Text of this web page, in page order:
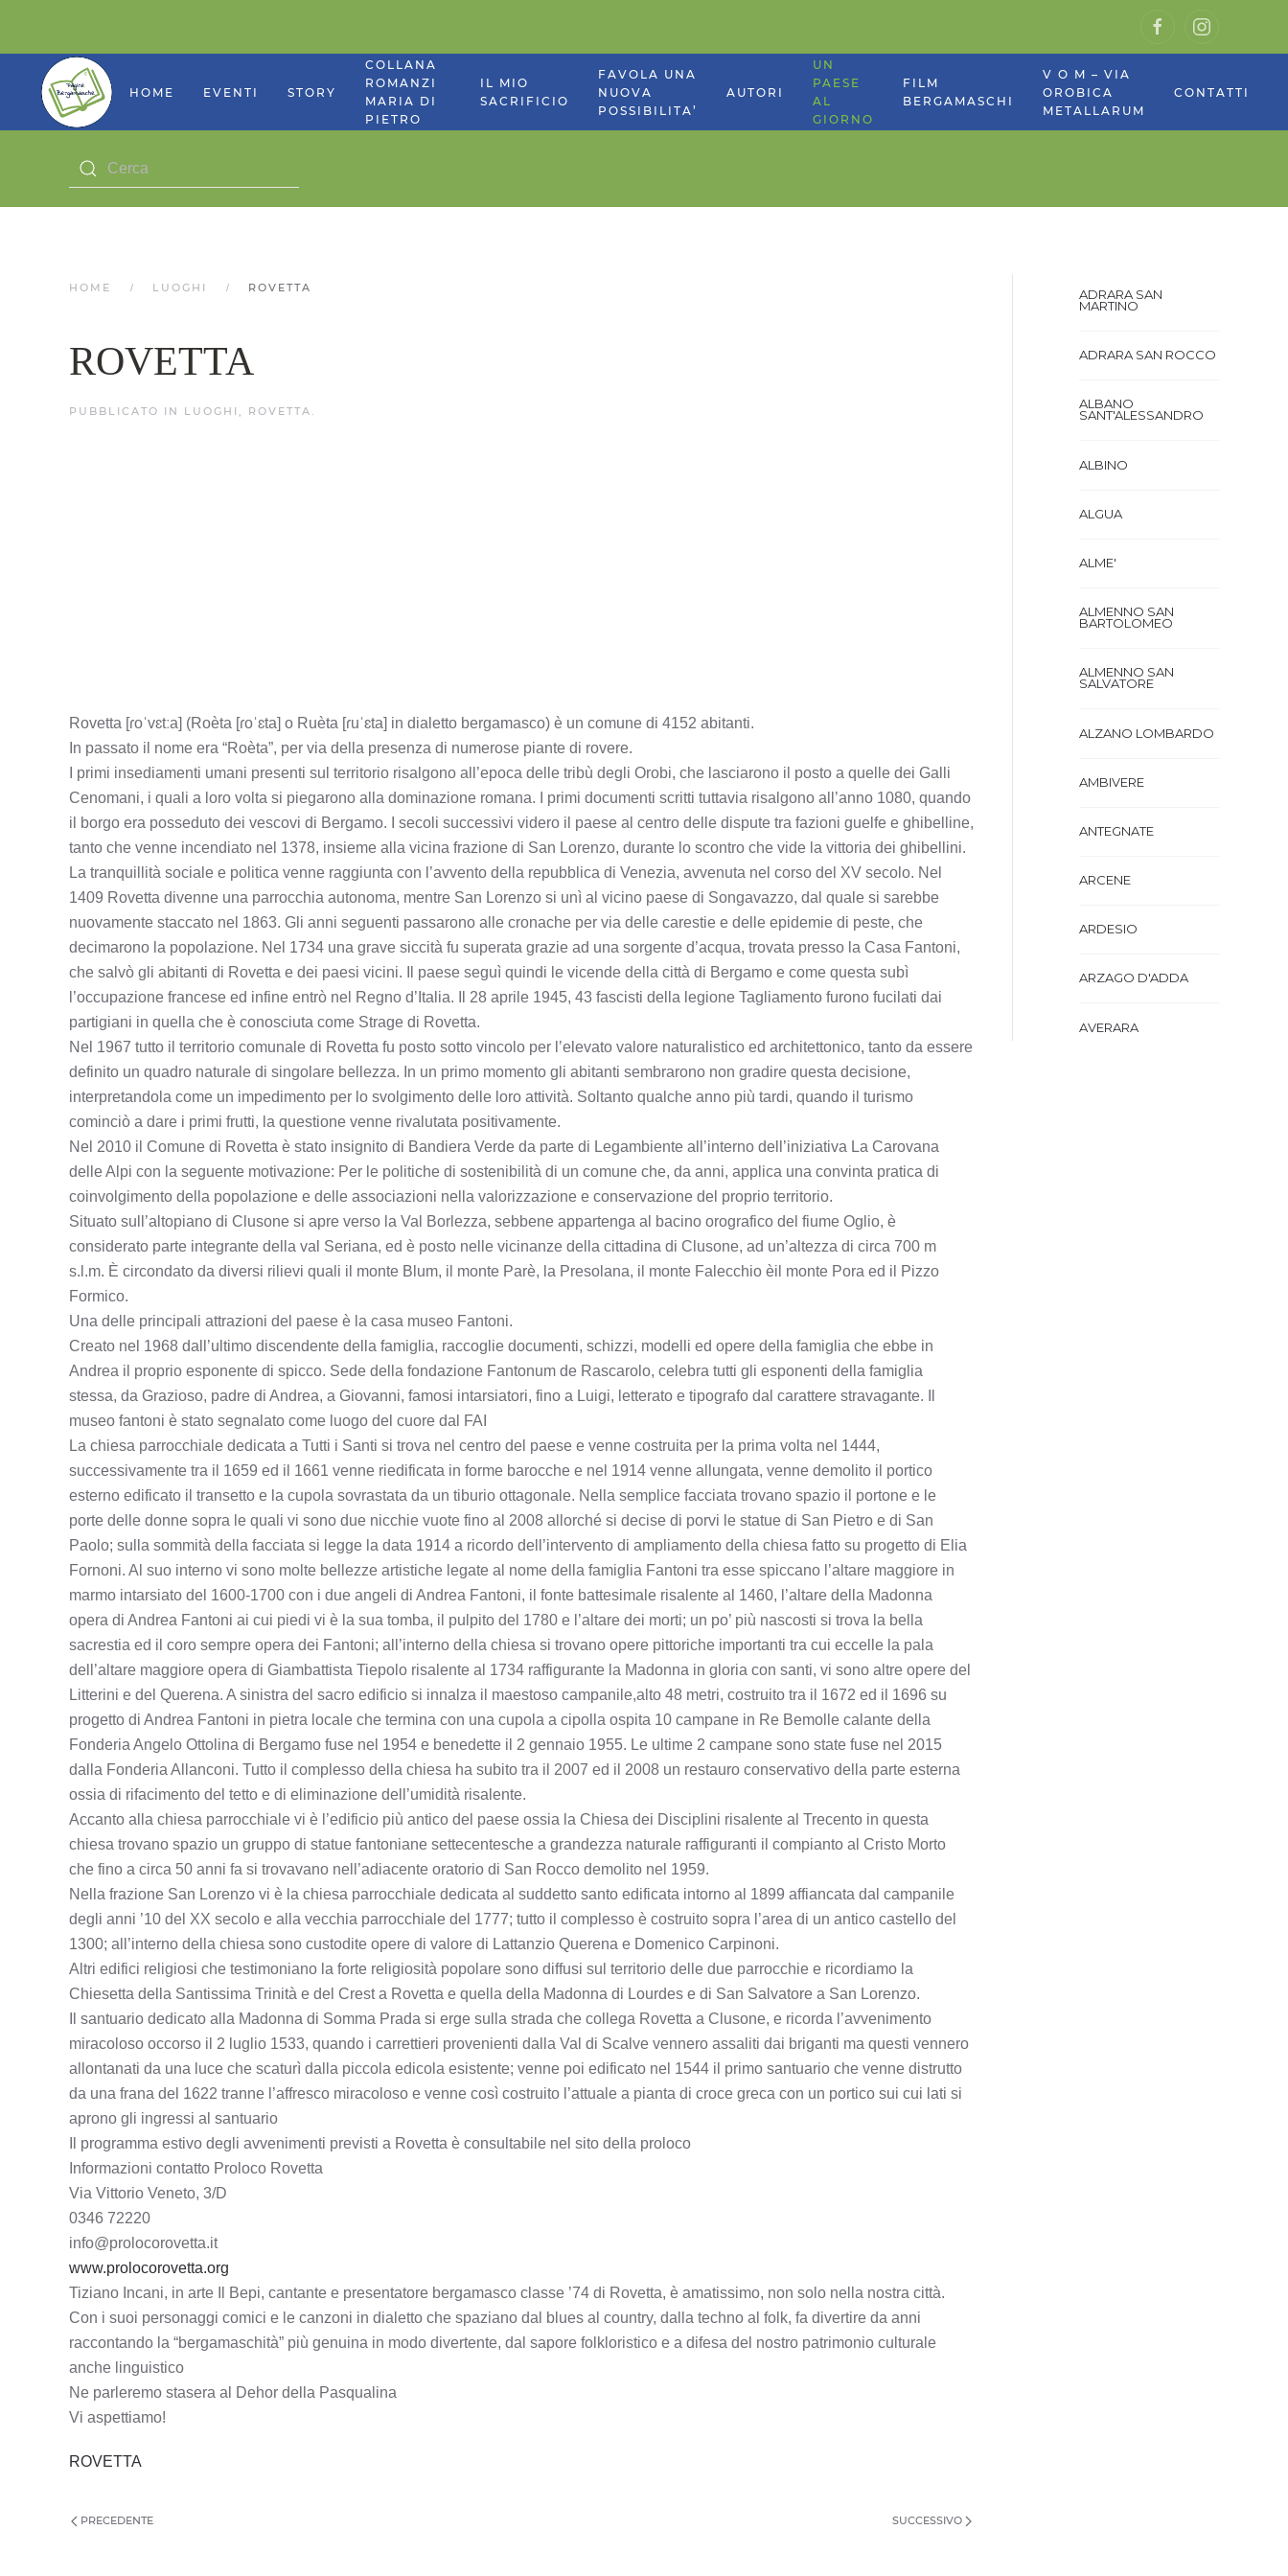
HOME EVENTI STORY
COLLANA
ROMANZI
MARIA DI
PIETRO
IL MIO
SACRIFICIO
FAVOLA UNA
NUOVA
POSSIBILITA’
AUTORI
UN
PAESE
AL
GIORNO
FILM
BERGAMASCHI
V O M – VIA
OROBICA
METALLARUM
CONTATTI
HOME LUOGHI ROVETTA
ROVETTA
PUBBLICATO IN LUOGHI , ROVETTA .
Rovetta [ɾoˈvɛtːa] (Roèta [ɾoˈɛta] o Ruèta [ɾuˈɛta] in dialetto bergamasco) è un comune di 4152 abitanti.
In passato il nome era “Roèta”, per via della presenza di numerose piante di rovere.
I primi insediamenti umani presenti sul territorio risalgono all’epoca delle tribù degli Orobi, che lasciarono il posto a quelle dei Galli
Cenomani, i quali a loro volta si piegarono alla dominazione romana. I primi documenti scritti tuttavia risalgono all’anno 1080, quando
il borgo era posseduto dei vescovi di Bergamo. I secoli successivi videro il paese al centro delle dispute tra fazioni guelfe e ghibelline,
tanto che venne incendiato nel 1378, insieme alla vicina frazione di San Lorenzo, durante lo scontro che vide la vittoria dei ghibellini.
La tranquillità sociale e politica venne raggiunta con l’avvento della repubblica di Venezia, avvenuta nel corso del XV secolo. Nel
1409 Rovetta divenne una parrocchia autonoma, mentre San Lorenzo si unì al vicino paese di Songavazzo, dal quale si sarebbe
nuovamente staccato nel 1863. Gli anni seguenti passarono alle cronache per via delle carestie e delle epidemie di peste, che
decimarono la popolazione. Nel 1734 una grave siccità fu superata grazie ad una sorgente d’acqua, trovata presso la Casa Fantoni,
che salvò gli abitanti di Rovetta e dei paesi vicini. Il paese seguì quindi le vicende della città di Bergamo e come questa subì
l’occupazione francese ed infine entrò nel Regno d’Italia. Il 28 aprile 1945, 43 fascisti della legione Tagliamento furono fucilati dai
partigiani in quella che è conosciuta come Strage di Rovetta.
Nel 1967 tutto il territorio comunale di Rovetta fu posto sotto vincolo per l’elevato valore naturalistico ed architettonico, tanto da essere
definito un quadro naturale di singolare bellezza. In un primo momento gli abitanti sembrarono non gradire questa decisione,
interpretandola come un impedimento per lo svolgimento delle loro attività. Soltanto qualche anno più tardi, quando il turismo
cominciò a dare i primi frutti, la questione venne rivalutata positivamente.
Nel 2010 il Comune di Rovetta è stato insignito di Bandiera Verde da parte di Legambiente all’interno dell’iniziativa La Carovana
delle Alpi con la seguente motivazione: Per le politiche di sostenibilità di un comune che, da anni, applica una convinta pratica di
coinvolgimento della popolazione e delle associazioni nella valorizzazione e conservazione del proprio territorio.
Situato sull’altopiano di Clusone si apre verso la Val Borlezza, sebbene appartenga al bacino orografico del fiume Oglio, è
considerato parte integrante della val Seriana, ed è posto nelle vicinanze della cittadina di Clusone, ad un’altezza di circa 700 m
s.l.m. È circondato da diversi rilievi quali il monte Blum, il monte Parè, la Presolana, il monte Falecchio èil monte Pora ed il Pizzo
Formico.
Una delle principali attrazioni del paese è la casa museo Fantoni.
Creato nel 1968 dall’ultimo discendente della famiglia, raccoglie documenti, schizzi, modelli ed opere della famiglia che ebbe in
Andrea il proprio esponente di spicco. Sede della fondazione Fantonum de Rascarolo, celebra tutti gli esponenti della famiglia
stessa, da Grazioso, padre di Andrea, a Giovanni, famosi intarsiatori, fino a Luigi, letterato e tipografo dal carattere stravagante. Il
museo fantoni è stato segnalato come luogo del cuore dal FAI
La chiesa parrocchiale dedicata a Tutti i Santi si trova nel centro del paese e venne costruita per la prima volta nel 1444,
successivamente tra il 1659 ed il 1661 venne riedificata in forme barocche e nel 1914 venne allungata, venne demolito il portico
esterno edificato il transetto e la cupola sovrastata da un tiburio ottagonale. Nella semplice facciata trovano spazio il portone e le
porte delle donne sopra le quali vi sono due nicchie vuote fino al 2008 allorché si decise di porvi le statue di San Pietro e di San
Paolo; sulla sommità della facciata si legge la data 1914 a ricordo dell’intervento di ampliamento della chiesa fatto su progetto di Elia
Fornoni. Al suo interno vi sono molte bellezze artistiche legate al nome della famiglia Fantoni tra esse spiccano l’altare maggiore in
marmo intarsiato del 1600-1700 con i due angeli di Andrea Fantoni, il fonte battesimale risalente al 1460, l’altare della Madonna
opera di Andrea Fantoni ai cui piedi vi è la sua tomba, il pulpito del 1780 e l’altare dei morti; un po’ più nascosti si trova la bella
sacrestia ed il coro sempre opera dei Fantoni; all’interno della chiesa si trovano opere pittoriche importanti tra cui eccelle la pala
dell’altare maggiore opera di Giambattista Tiepolo risalente al 1734 raffigurante la Madonna in gloria con santi, vi sono altre opere del
Litterini e del Querena. A sinistra del sacro edificio si innalza il maestoso campanile,alto 48 metri, costruito tra il 1672 ed il 1696 su
progetto di Andrea Fantoni in pietra locale che termina con una cupola a cipolla ospita 10 campane in Re Bemolle calante della
Fonderia Angelo Ottolina di Bergamo fuse nel 1954 e benedette il 2 gennaio 1955. Le ultime 2 campane sono state fuse nel 2015
dalla Fonderia Allanconi. Tutto il complesso della chiesa ha subito tra il 2007 ed il 2008 un restauro conservativo della parte esterna
ossia di rifacimento del tetto e di eliminazione dell’umidità risalente.
Accanto alla chiesa parrocchiale vi è l’edificio più antico del paese ossia la Chiesa dei Disciplini risalente al Trecento in questa
chiesa trovano spazio un gruppo di statue fantoniane settecentesche a grandezza naturale raffiguranti il compianto al Cristo Morto
che fino a circa 50 anni fa si trovavano nell’adiacente oratorio di San Rocco demolito nel 1959.
Nella frazione San Lorenzo vi è la chiesa parrocchiale dedicata al suddetto santo edificata intorno al 1899 affiancata dal campanile
degli anni ’10 del XX secolo e alla vecchia parrocchiale del 1777; tutto il complesso è costruito sopra l’area di un antico castello del
1300; all’interno della chiesa sono custodite opere di valore di Lattanzio Querena e Domenico Carpinoni.
Altri edifici religiosi che testimoniano la forte religiosità popolare sono diffusi sul territorio delle due parrocchie e ricordiamo la
Chiesetta della Santissima Trinità e del Crest a Rovetta e quella della Madonna di Lourdes e di San Salvatore a San Lorenzo.
Il santuario dedicato alla Madonna di Somma Prada si erge sulla strada che collega Rovetta a Clusone, e ricorda l’avvenimento
miracoloso occorso il 2 luglio 1533, quando i carrettieri provenienti dalla Val di Scalve vennero assaliti dai briganti ma questi vennero
allontanati da una luce che scaturì dalla piccola edicola esistente; venne poi edificato nel 1544 il primo santuario che venne distrutto
da una frana del 1622 tranne l’affresco miracoloso e venne così costruito l’attuale a pianta di croce greca con un portico sui cui lati si
aprono gli ingressi al santuario
Il programma estivo degli avvenimenti previsti a Rovetta è consultabile nel sito della proloco
Informazioni contatto Proloco Rovetta
Via Vittorio Veneto, 3/D
0346 72220
info@prolocorovetta.it
www.prolocorovetta.org
Tiziano Incani, in arte Il Bepi, cantante e presentatore bergamasco classe ’74 di Rovetta, è amatissimo, non solo nella nostra città.
Con i suoi personaggi comici e le canzoni in dialetto che spaziano dal blues al country, dalla techno al folk, fa divertire da anni
raccontando la “bergamaschità” più genuina in modo divertente, dal sapore folkloristico e a difesa del nostro patrimonio culturale
anche linguistico
Ne parleremo stasera al Dehor della Pasqualina
Vi aspettiamo!
ROVETTA
PRECEDENTE SUCCESSIVO
ADRARA SAN
MARTINO
ADRARA SAN ROCCO
ALBANO
SANT'ALESSANDRO
ALBINO
ALGUA
ALME'
ALMENNO SAN
BARTOLOMEO
ALMENNO SAN
SALVATORE
ALZANO LOMBARDO
AMBIVERE
ANTEGNATE
ARCENE
ARDESIO
ARZAGO D'ADDA
AVERARA